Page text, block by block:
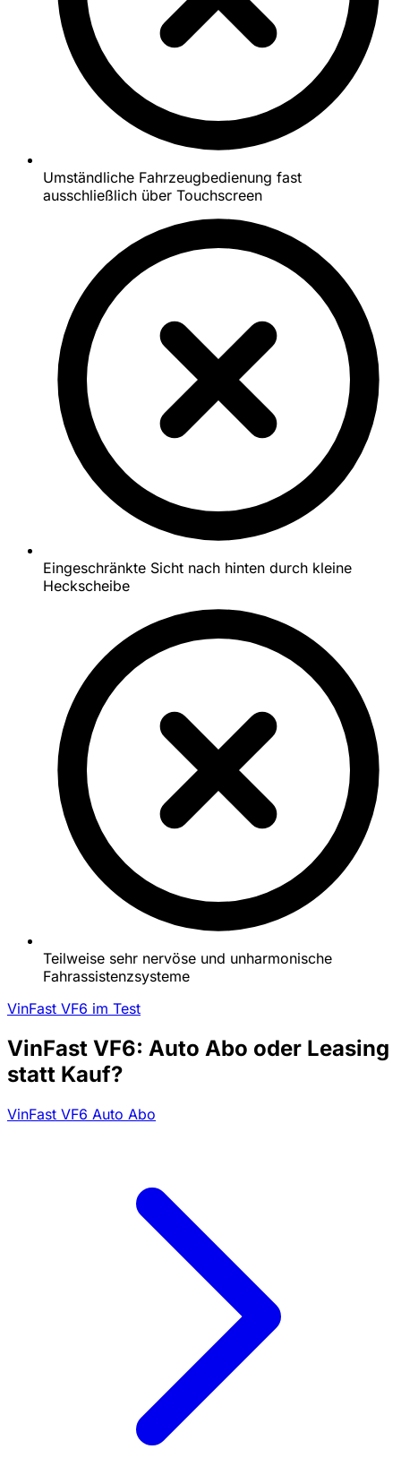
Umständliche Fahrzeugbedienung fast
ausschließlich über Touchscreen
Eingeschränkte Sicht nach hinten durch kleine
Heckscheibe
Teilweise sehr nervöse und unharmonische
Fahrassistenzsysteme
VinFast VF6 im Test
VinFast VF6: Auto Abo oder Leasing
statt Kauf?
VinFast VF6 Auto Abo